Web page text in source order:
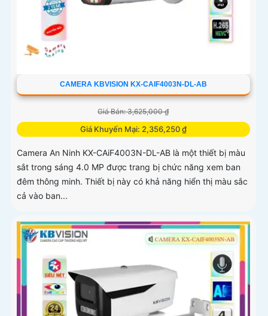
CAMERA KBVISION KX-CAIF4003N-DL-AB
Giá Bán: 3,625,000 ₫
Giá Khuyến Mại: 2,356,250 ₫
Camera An Ninh KX-CAiF4003N-DL-AB là một thiết bị màu
sắt trong sáng 4.0 MP được trang bị chức năng xem ban
đêm thông minh. Thiết bị này có khả năng hiển thị màu sắc
cả vào ban...